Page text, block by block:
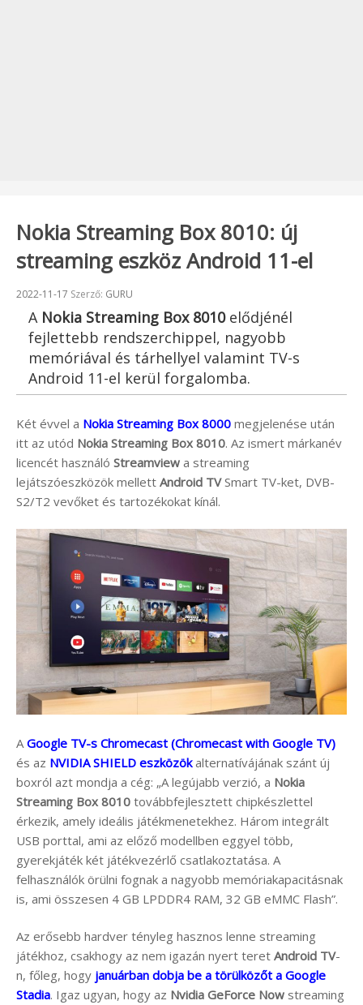
Nokia Streaming Box 8010: új
streaming eszköz Android 11-el
Beküldve:
2022-11-17 Szerző: GURU
A Nokia Streaming Box 8010elődjénél
fejlettebb rendszerchippel, nagyobb
memóriával és tárhellyel valamint TV-s
Android 11-el kerül forgalomba.
Két évvel a Nokia Streaming Box 8000 megjelenése után
itt az utód Nokia Streaming Box 8010. Az ismert márkanév
licencét használó Streamview a streaming
lejátszóeszközök mellett Android TVSmart TV-ket, DVB-
S2/T2 vevőket és tartozékokat kínál.
A Google TV-s Chromecast (Chromecast with Google TV)
és az NVIDIA SHIELD eszközökalternatívájának szánt új
boxról azt mondja a cég: „A legújabb verzió, a Nokia
Streaming Box 8010 továbbfejlesztett chipkészlettel
érkezik, amely ideális játékmenetekhez. Három integrált
USB porttal, ami az előző modellben eggyel több,
gyerekjáték két játékvezérlő csatlakoztatása. A
felhasználók örülni fognak a nagyobb memóriakapacitásnak
is, ami összesen 4 GB LPDDR4 RAM, 32 GB eMMC Flash”.
Az erősebb hardver tényleg hasznos lenne streaming
játékhoz, csakhogy az nem igazán nyert teret Android TV-
n, főleg, hogy januárban dobja be a törülközőt a Google
Stadia. Igaz ugyan, hogy az Nvidia GeForce Now streaming